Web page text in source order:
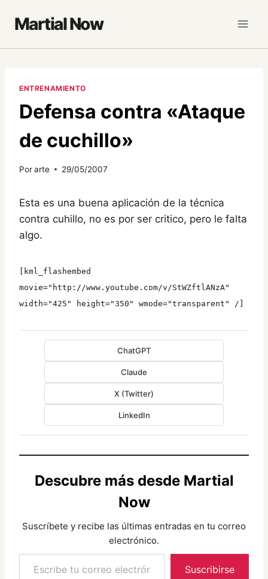
Martial Now
ENTRENAMIENTO
Defensa contra «Ataque
de cuchillo»
Porarte 29/05/2007
Esta es una buena aplicación de la técnica
contra cuhillo, no es por ser critico, pero le falta
algo.
[kml_flashembed
movie="http://www.youtube.com/v/StWZftlANzA"
width="425" height="350" wmode="transparent" /]
ChatGPT
Claude
X (Twitter)
LinkedIn
Descubre más desde Martial
Now
Suscríbete y recibe las últimas entradas en tu correo
electrónico.
Escribe tu correo electrónico…
Suscribirse